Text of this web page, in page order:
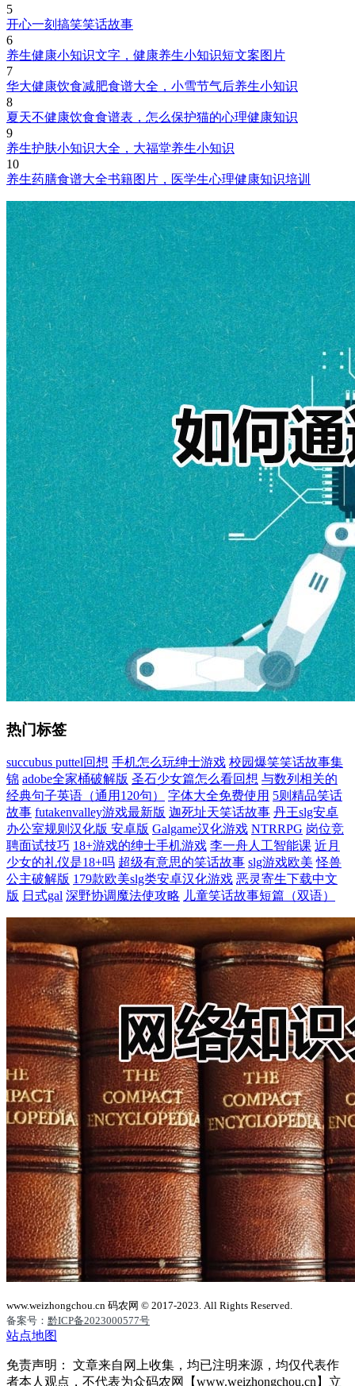
5
开心一刻搞笑笑话故事
6
养生健康小知识文字，健康养生小知识短文案图片
7
华大健康饮食减肥食谱大全，小雪节气后养生小知识
8
夏天不健康饮食食谱表，怎么保护猫的心理健康知识
9
养生护肤小知识大全，大福堂养生小知识
10
养生药膳食谱大全书籍图片，医学生心理健康知识培训
热门标签
succubus puttel回想 手机怎么玩绅士游戏 校园爆笑笑话故事集
锦 adobe全家桶破解版 圣石少女篇怎么看回想 与数列相关的
经典句子英语（通用120句）
字体大全免费使用 5则精品笑话
故事 futakenvalley游戏最新版 迦死址天笑话故事 丹王slg安卓
办公室规则汉化版 安卓版 Galgame汉化游戏 NTRRPG 岗位竞
聘面试技巧 18+游戏的绅士手机游戏 李一舟人工智能课 近月
少女的礼仪是18+吗 超级有意思的笑话故事 slg游戏欧美 怪兽
公主破解版 179款欧美slg类安卓汉化游戏 恶灵寄生下载中文
版 日式gal 深野协调魔法使攻略 儿童笑话故事短篇（双语）
www.weizhongchou.cn 码农网 © 2017-2023. All Rights Reserved.
备案号： 黔ICP备2023000577号
站点地图
免责声明： 文章来自网上收集，均已注明来源，均仅代表作
者本人观点，不代表为众码农网【www.weizhongchou.cn】立